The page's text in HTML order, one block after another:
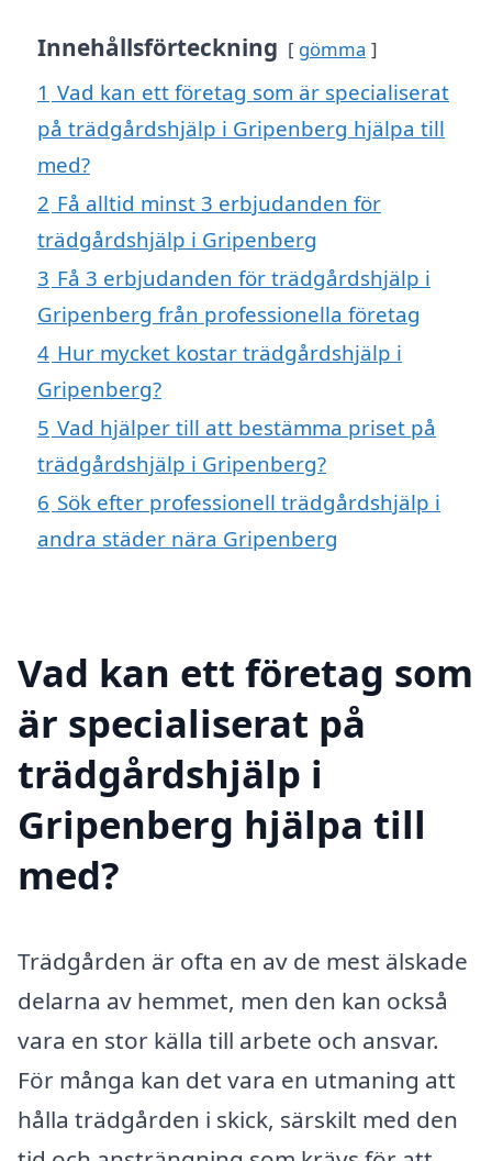
Innehållsförteckning gömma
1 Vad kan ett företag som är specialiserat
på trädgårdshjälp i Gripenberg hjälpa till
med?
2 Få alltid minst 3 erbjudanden för
trädgårdshjälp i Gripenberg
3 Få 3 erbjudanden för trädgårdshjälp i
Gripenberg från professionella företag
4 Hur mycket kostar trädgårdshjälp i
Gripenberg?
5 Vad hjälper till att bestämma priset på
trädgårdshjälp i Gripenberg?
6 Sök efter professionell trädgårdshjälp i
andra städer nära Gripenberg
Vad kan ett företag som
är specialiserat på
trädgårdshjälp i
Gripenberg hjälpa till
med?
Trädgården är ofta en av de mest älskade
delarna av hemmet, men den kan också
vara en stor källa till arbete och ansvar.
För många kan det vara en utmaning att
hålla trädgården i skick, särskilt med den